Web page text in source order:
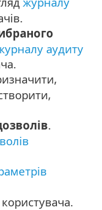
аудиту
.